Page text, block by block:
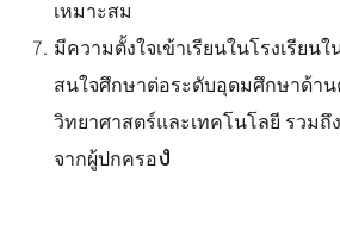
เหมาะสม
มีความตั้งใจเข้าเรียนในโรงเรียน
สนใจศึกษาต่อระดับอุดมศึกษาด้า
วิทยาศาสตร์และเทคโนโลยี รวม
จากผู้ปกครอง